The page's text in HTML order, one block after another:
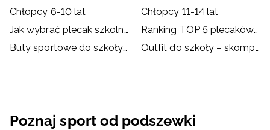
Chłopcy 6-10 lat
Chłopcy 11-14 lat
Jak wybrać plecak szkolny?
Ranking TOP 5 plecaków szkolnych
Buty sportowe do szkoły – dylemat rodziców i dzieci
Outfit do szkoły – skompletuj go z ubraniami i akcesoriami
Poznaj sport od podszewki